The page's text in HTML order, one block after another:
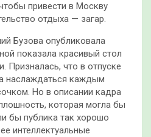
привести в Москву
отдыха — загар.
Бузова опубликовала
показала красивый стол
что в отпуске
наслаждаться каждым
Но в описании кадра
которая могла бы
бы публика так хорошо
интеллектуальные